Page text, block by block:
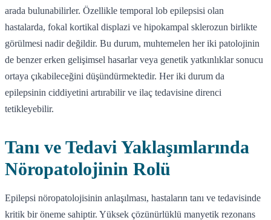
arada bulunabilirler. Özellikle temporal lob epilepsisi olan
hastalarda, fokal kortikal displazi ve hipokampal sklerozun birlikte
görülmesi nadir değildir. Bu durum, muhtemelen her iki patolojinin
de benzer erken gelişimsel hasarlar veya genetik yatkınlıklar sonucu
ortaya çıkabileceğini düşündürmektedir. Her iki durum da
epilepsinin ciddiyetini artırabilir ve ilaç tedavisine direnci
tetikleyebilir.
Tanı ve Tedavi Yaklaşımlarında
Nöropatolojinin Rolü
Epilepsi nöropatolojisinin anlaşılması, hastaların tanı ve tedavisinde
kritik bir öneme sahiptir. Yüksek çözünürlüklü manyetik rezonans